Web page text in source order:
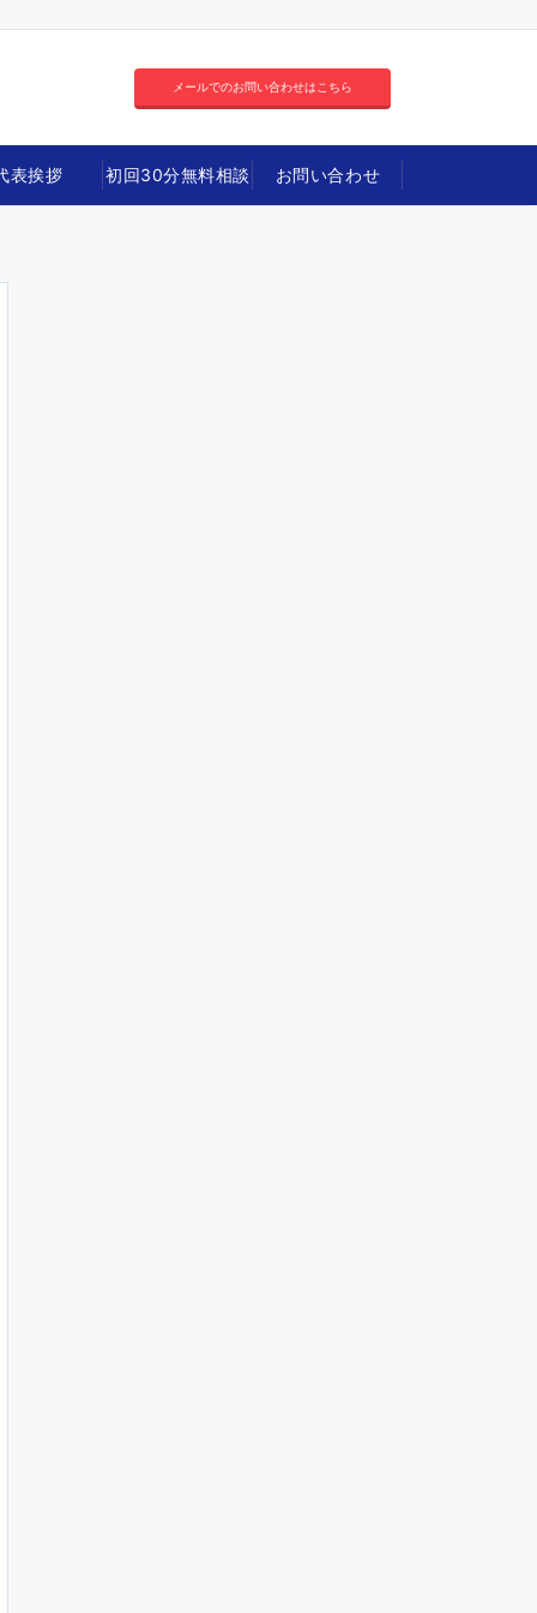
メールでのお問い合わせはこちら
表挨拶 初回30分無料相談 お問い合わせ